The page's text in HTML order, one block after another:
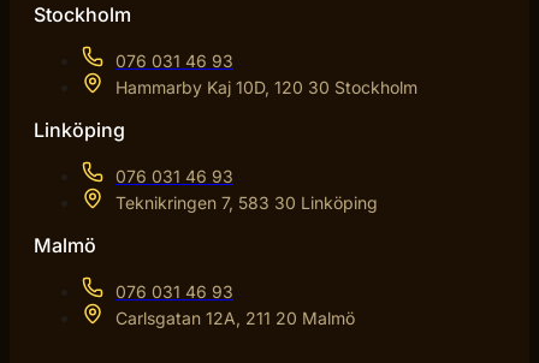
Stockholm
076 031 46 93
Hammarby Kaj 10D, 120 30 Stockholm
Linköping
076 031 46 93
Teknikringen 7, 583 30 Linköping
Malmö
076 031 46 93
Carlsgatan 12A, 211 20 Malmö